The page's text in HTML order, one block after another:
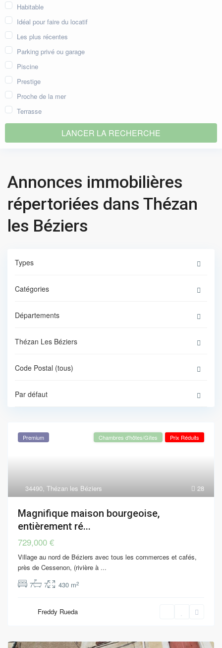
Habitable
Idéal pour faire du locatif
Les plus récentes
Parking privé ou garage
Piscine
Prestige
Proche de la mer
Terrasse
Annonces immobilières
répertoriées dans Thézan
les Béziers
Types
Catégories
Départements
Thézan Les Béziers
Code Postal (tous)
Par défaut
28
34490,Thézan les Béziers
Premium Chambres d'hôtes/Gîtes Prix Réduits
Magnifique maison bourgeoise,
entièrement ré...
729,000 €
Village au nord de Béziers avec tous les commerces et cafés,
près de Cessenon, (rivière à ...
7
7 430 m2
Freddy Rueda